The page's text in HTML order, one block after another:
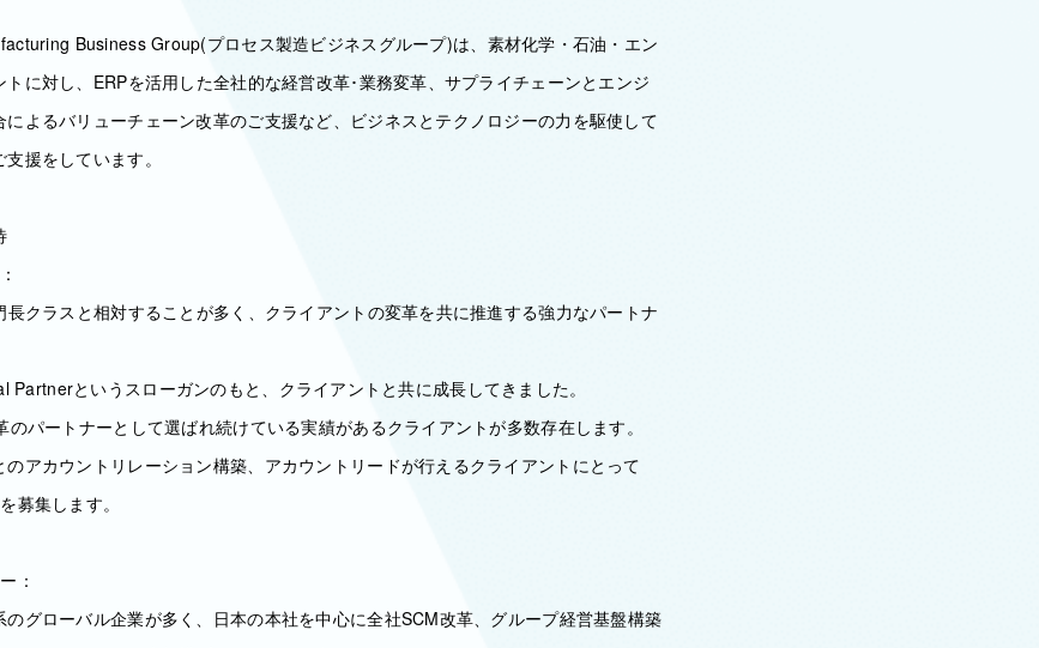
Business Group(プロセス製造ビジネスグループ)は、素材化学・石油・エン
に対し、ERPを活用した全社的な経営改革･業務変革、サプライチェーンとエンジ
よるバリューチェーン改革のご支援など、ビジネスとテクノロジーの力を駆使して
援をしています。
クラスと相対することが多く、クライアントの変革を共に推進する強力なパートナ
Partnerというスローガンのもと、クライアントと共に成長してきました。
パートナーとして選ばれ続けている実績があるクライアントが多数存在します。
アカウントリレーション構築、アカウントリードが行えるクライアントにとって
募集します。
：
グローバル企業が多く、日本の本社を中心に全社SCM改革、グループ経営基盤構築